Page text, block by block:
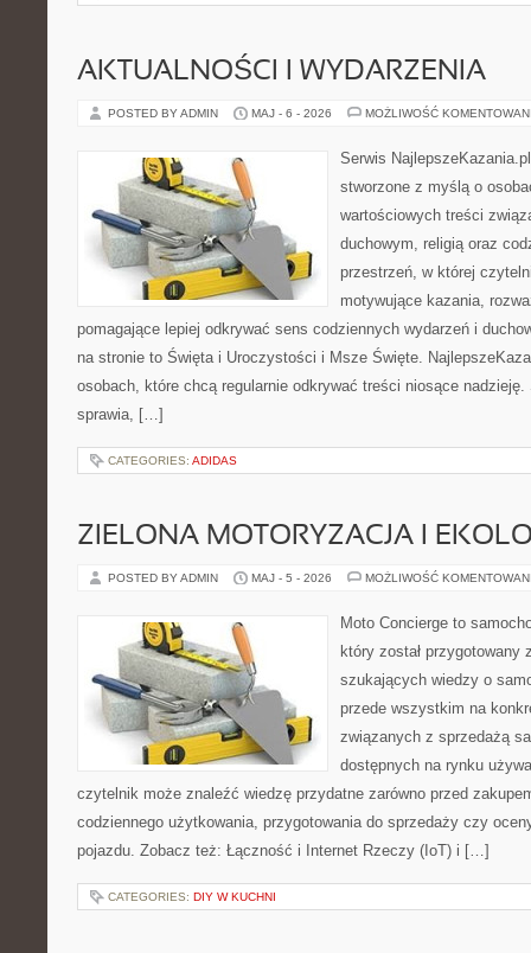
AKTUALNOŚCI I WYDARZENIA
POSTED BY ADMIN MAJ - 6 - 2026 MOŻLIWOŚĆ
Serwis
stworzone z myślą o
wartościowych treści
duchowym, religią oraz
przestrzeń, w której
motywujące kazania,
pomagające lepiej odkrywać sens codziennych wydarzeń i
na stronie to Święta i Uroczystości i Msze Święte.
osobach, które chcą regularnie odkrywać treści niosące nadzieję.
sprawia, […]
CATEGORIES: ADIDAS
ZIELONA MOTORYZACJA I
POSTED BY ADMIN MAJ - 5 - 2026 MOŻLIWOŚĆ
Moto Concierge to
który został przygotowany
szukających wiedzy o
przede wszystkim na
związanych z sprzedażą
dostępnych na rynku
czytelnik może znaleźć wiedzę przydatne zarówno przed
codziennego użytkowania, przygotowania do sprzedaży czy
pojazdu. Zobacz też: Łączność i Internet Rzeczy (IoT) i […]
CATEGORIES: DIY W KUCHNI